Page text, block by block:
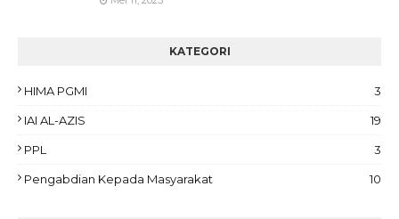
KATEGORI
HIMA PGMI 3
IAI AL-AZIS 19
PPL 3
Pengabdian Kepada Masyarakat 10